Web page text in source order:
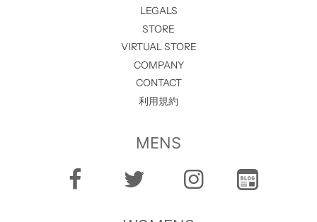
LEGALS
STORE
VIRTUAL STORE
COMPANY
CONTACT
利用規約
MENS